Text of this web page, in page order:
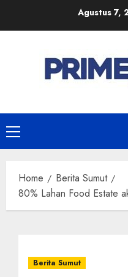
Agustus 7,
Primary
Menu
Home
Berita Sumut
80% Lahan Food Estate
Berita Sumut